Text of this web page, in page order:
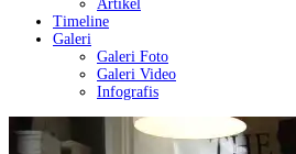
Artikel
Timeline
Galeri
Galeri Foto
Galeri Video
Infografis